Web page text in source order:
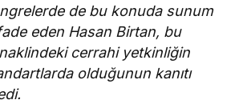
de bu konuda sunum
eden Hasan Birtan, bu
naklindeki cerrahi yetkinliğin
olduğunun kanıtı